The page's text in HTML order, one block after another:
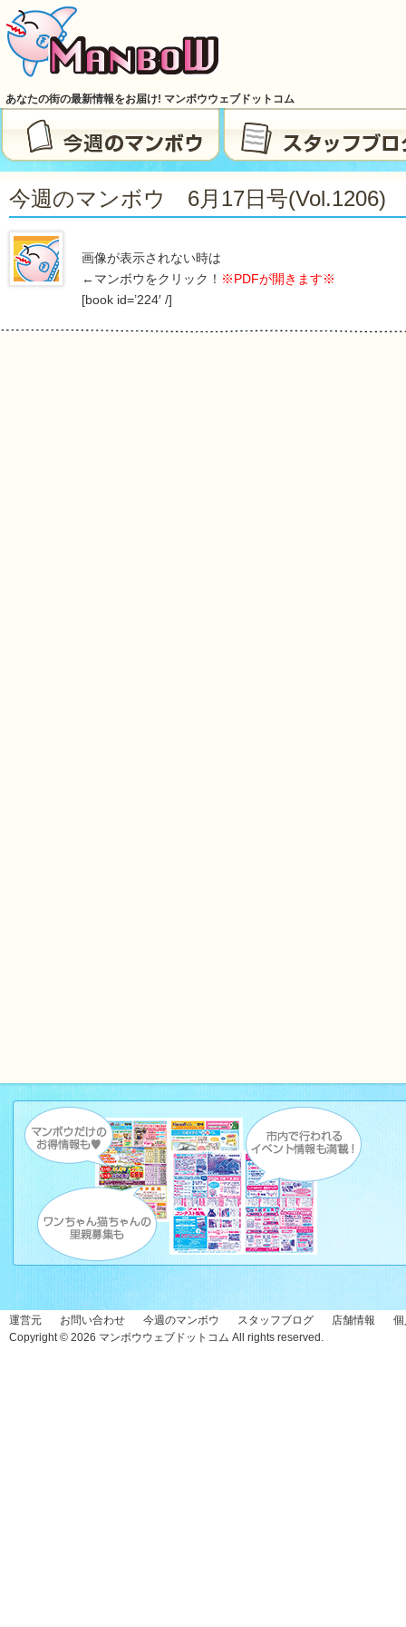
あなたの街の最新情報をお届け! マンボウウェブドットコム
今週のマンボウ 6月17日号(vol.1206)
画像が表示されない時は
←マンボウをクリック！ ※PDFが開きます※
[book id=’224′ /]
運営元 お問い合わせ 今週のマンボウ スタッフブログ 店舗情報
Copyright © 2026 マンボウウェブドットコム All rights reserved.